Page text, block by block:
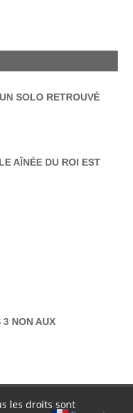
SOLO RETROUVÉ
AÎNÉE DU ROI EST
NON AUX
les droits sont